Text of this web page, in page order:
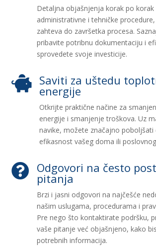
Detaljna objašnjenja korak po korak
administrativne i tehničke
zahteva do završetka procesa.
pribavite potribnu dokumentaciju i
sprovedete svoje investicije.
 Saviti za uštedu
energije
Otkrijte praktične načine za
energije i smanjenje troškova. Uz
navike, možete značajno poboljšati
efikasnost vašeg doma ili
 Odgovori na često
pitanja
Brzi i jasni odgovori na najčešće
našim uslugama, procedurama i
Pre nego što kontaktirate podršku,
vaše pitanje već objašnjeno, kako
potrebnih informacija.